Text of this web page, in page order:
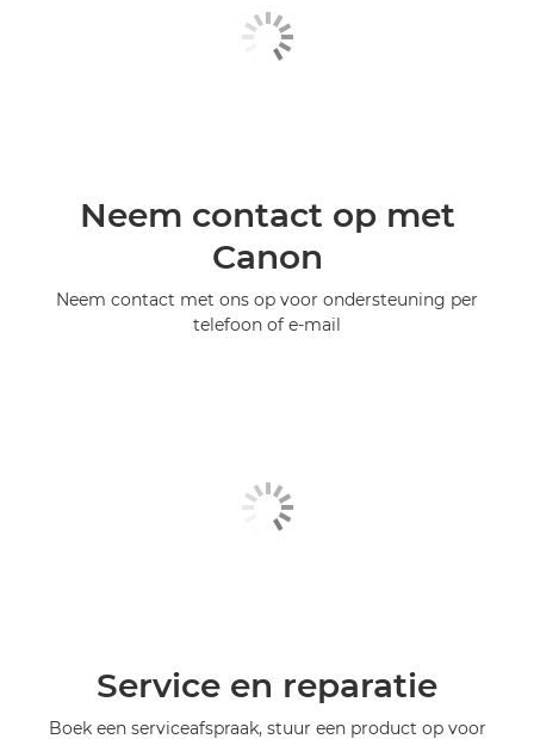
Neem contact op met
Canon
Neem contact met ons op voor ondersteuning per
telefoon of e-mail
Service en reparatie
Boek een serviceafspraak, stuur een product op voor